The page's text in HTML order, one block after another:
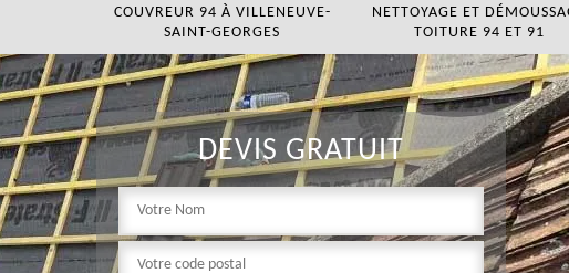
COUVREUR 94 À VILLENEUVE-
SAINT-GEORGES
NETTOYAGE ET
TOITURE 94 ET 91
DEVIS GRATUIT